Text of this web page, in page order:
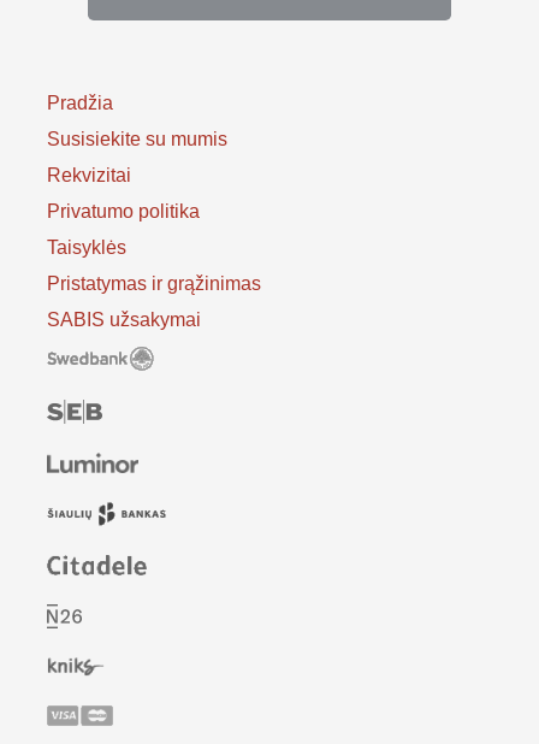
Pradžia
Susisiekite su mumis
Rekvizitai
Privatumo politika
Taisyklės
Pristatymas ir grąžinimas
SABIS užsakymai